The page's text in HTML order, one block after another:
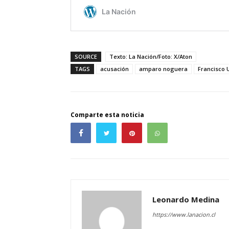
SOURCE
Texto: La Nación/Foto: X/Aton
TAGS
acusación amparo noguera Francisco
Comparte esta noticia
Leonardo Medina
https://www.lanacion.cl